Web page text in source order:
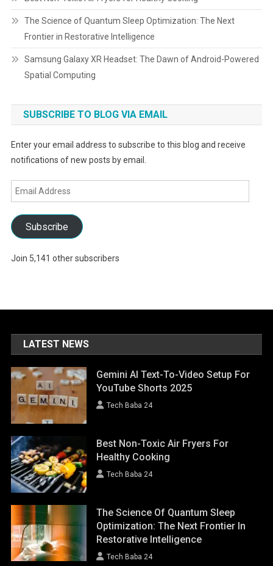
The Science of Quantum Sleep Optimization: The Next
Frontier in Restorative Intelligence
Samsung Galaxy XR Headset: The Dawn of Android-Powered
Spatial Computing
SUBSCRIBE TO BLOG VIA EMAIL
Enter your email address to subscribe to this blog and receive
notifications of new posts by email.
Email
Address
Subscribe
Join 5,141 other subscribers
LATEST NEWS
Gemini AI Text-To-Video Setup For
YouTube Shorts 2025
Tech Baba 24
Best Non-Toxic Air Fryers For
Healthy Cooking
Tech Baba 24
The Science Of Quantum Sleep
Optimization: The Next Frontier In
Restorative Intelligence
Tech Baba 24